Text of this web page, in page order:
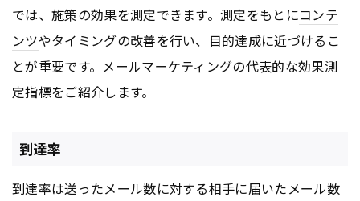
では、施策の効果を測定できます。測定をもとにコンテ
ンツやタイミングの改善を行い、目的達成に近づけるこ
とが重要です。メールマーケティングの代表的な効果測
定指標をご紹介します。
到達率
到達率は送ったメール数に対する相手に届いたメール数